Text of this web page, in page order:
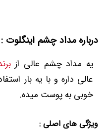
درباره مداد چشم اینگلوت :
یه مداد چشم عالی از
عالی داره و با یه بار
خوبی به پوست میده.
ویژگی های اصلی :